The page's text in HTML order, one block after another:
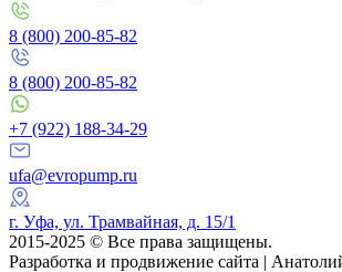
8 (800) 200-85-82
8 (800) 200-85-82
+7 (922) 188-34-29
ufa@evropump.ru
г. Уфа, ​ул. Трамвайная, д. 15/1
2015-2025 © Все права защищены.
Разработка и продвижение сайта |